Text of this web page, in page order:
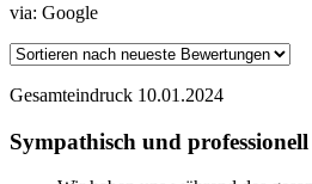
via: Google
Gesamteindruck 10.01.2024
Sympathisch und professionell